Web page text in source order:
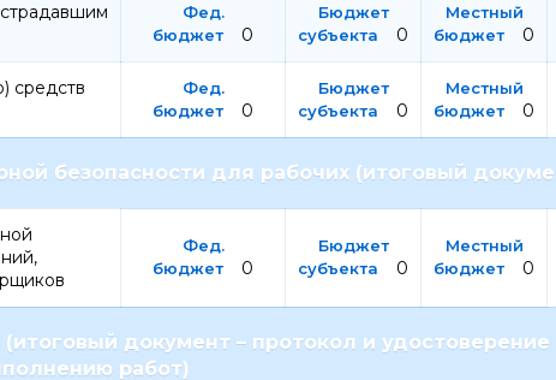
0 0 0
средств
0 0 0
безопасности для рабочих (итоговый
0 0 0
документ – протокол и удостоверение
работ)